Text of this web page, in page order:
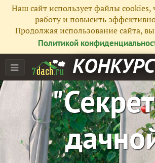
КОНКУРС
Наш сайт использует файлы cookies,
работу и повысить
Продолжая использование сайта, вы
Политикой